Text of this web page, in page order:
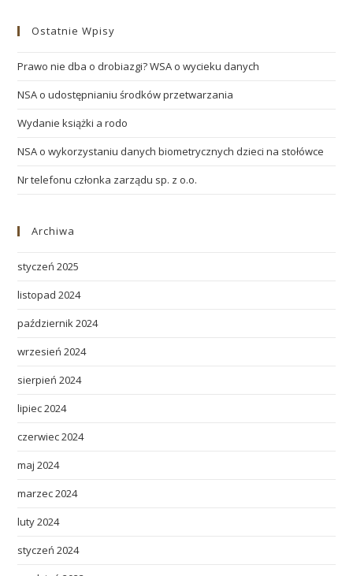
Ostatnie Wpisy
Prawo nie dba o drobiazgi? WSA o wycieku danych
NSA o udostępnianiu środków przetwarzania
Wydanie książki a rodo
NSA o wykorzystaniu danych biometrycznych dzieci na stołówce
Nr telefonu członka zarządu sp. z o.o.
Archiwa
styczeń 2025
listopad 2024
październik 2024
wrzesień 2024
sierpień 2024
lipiec 2024
czerwiec 2024
maj 2024
marzec 2024
luty 2024
styczeń 2024